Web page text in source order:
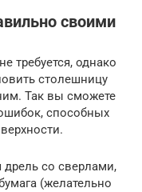
своими
требуется, однако
столешницу
Так вы сможете
способных
со сверлами,
(желательно